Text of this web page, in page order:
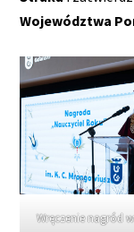
Województwa
Wręczenie nagród